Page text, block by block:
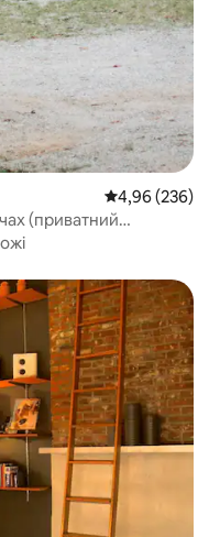
Середня
4,96 (236)
(приватний